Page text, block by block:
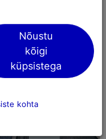
Nõustu
kõigi
küpsistega
kohta